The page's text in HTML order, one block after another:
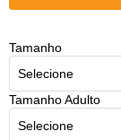
Tamanho
Selecione
Tamanho Adulto
Selecione